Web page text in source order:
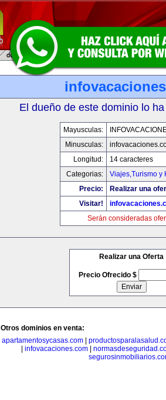
El dueño de este dominio lo
Mayusculas:
Minusculas:
Longitud:
14 caracteres
Categorias:
Viajes,Turismo y
Precio:
Realizar una
Visitar!
Serán consideradas
Realizar una Oferta
Precio Ofrecido $
Otros dominios en venta:
apartamentosycasas.com
infovacaciones.com|